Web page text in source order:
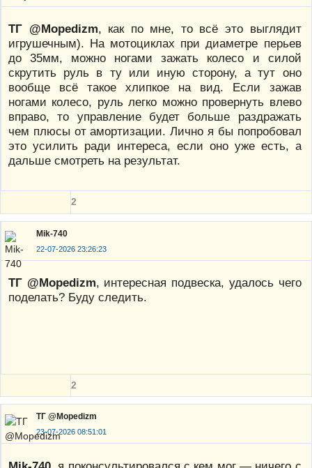
ТГ @Mopedizm, как по мне, то всё это выглядит
игрушечным). На мотоциклах при диаметре перьев
до 35мм, можно ногами зажать колесо и силой
скрутить руль в ту или иную сторону, а тут оно
вообще всё такое хлипкое на вид. Если зажав
ногами колесо, руль легко можно провернуть влево
вправо, то управление будет больше раздражать
чем плюсы от амортизации. Лично я бы попробовал
это усилить ради интереса, если оно уже есть, а
дальше смотреть на результат.
2
Mik-740
22-07-2026 23:26:23
ТГ @Mopedizm, интересная подвеска, удалось чего
поделать? Буду следить.
2
ТГ @Mopedizm
23-07-2026 08:51:01